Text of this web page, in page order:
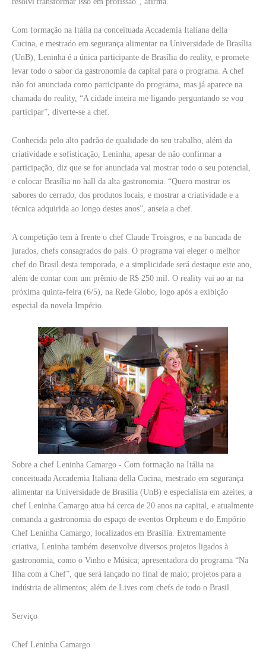
Com formação na Itália na conceituada Accademia Italiana della
Cucina, e mestrado em segurança alimentar na Universidade de Brasília
(UnB), Leninha é a única participante de Brasília do reality, e promete
levar todo o sabor da gastronomia da capital para o programa. A chef
não foi anunciada como participante do programa, mas já aparece na
chamada do reality, “A cidade inteira me ligando perguntando se vou
participar”, diverte-se a chef.
Conhecida pelo alto padrão de qualidade do seu trabalho, além da
criatividade e sofisticação, Leninha, apesar de não confirmar a
participação, diz que se for anunciada vai mostrar todo o seu potencial,
e colocar Brasília no hall da alta gastronomia. “Quero mostrar os
sabores do cerrado, dos produtos locais, e mostrar a criatividade e a
técnica adquirida ao longo destes anos”, anseia a chef.
A competição tem à frente o chef Claude Troisgros, e na bancada de
jurados, chefs consagrados do país. O programa vai eleger o melhor
chef do Brasil desta temporada, e a simplicidade será destaque este ano,
além de contar com um prêmio de R$ 250 mil. O reality vai ao ar na
próxima quinta-feira (6/5), na Rede Globo, logo após a exibição
especial da novela Império.
Sobre a chef Leninha Camargo - Com formação na Itália na
conceituada Accademia Italiana della Cucina, mestrado em segurança
alimentar na Universidade de Brasília (UnB) e especialista em azeites, a
chef Leninha Camargo atua há cerca de 20 anos na capital, e atualmente
comanda a gastronomia do espaço de eventos Orpheum e do Empório
Chef Leninha Camargo, localizados em Brasília. Extremamente
criativa, Leninha também desenvolve diversos projetos ligados à
gastronomia, como o Vinho e Música; apresentadora do programa “Na
Ilha com a Chef”, que será lançado no final de maio; projetos para a
indústria de alimentos; além de Lives com chefs de todo o Brasil.
Serviço
Chef Leninha Camargo